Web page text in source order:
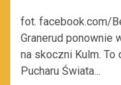
fot. facebook.com/
Granerud ponownie
na skoczni Kulm.
Pucharu Świata...